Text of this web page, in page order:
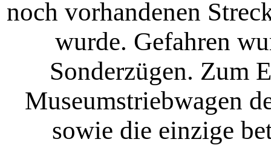
noch vorhandenen
wurde. Gefahren
Sonderzügen. Zum
Museumstriebwagen
sowie die einzige